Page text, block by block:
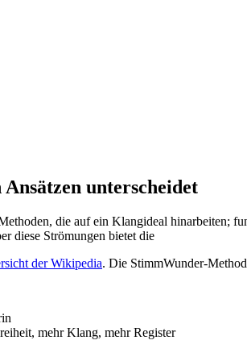
unterscheidet
die auf ein Klangideal hinarbeiten;
diese Strömungen bietet die
der Wikipedia. Die StimmWunder-
mehr Klang, mehr Register